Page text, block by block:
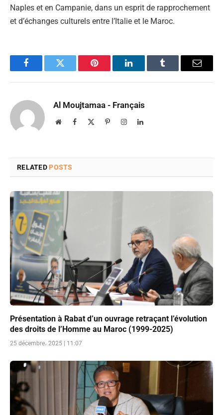
Naples et en Campanie, dans un esprit de rapprochement
et d’échanges culturels entre l’Italie et le Maroc.
FacebookTwitter Pinterest LinkedInTumblr Email
Al Moujtamaa - Français
WebsiteFacebook PinterestInstagramLinkedIn
RELATED POSTS
Présentation à Rabat d’un ouvrage retraçant l’évolution
des droits de l’Homme au Maroc (1999-2025)
25 décembre، 2025 | 11:07